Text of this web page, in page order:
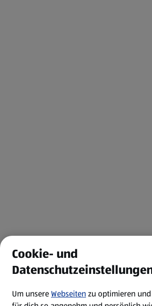
Cookie- und
Um unsereWebseitenzu optimieren